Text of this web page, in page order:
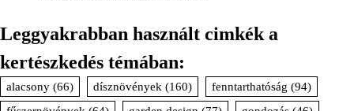
Leggyakrabban használt cimkék a
kertészkedés témában:
alacsony (66) dísznövények (160) fenntarthatóság (94)